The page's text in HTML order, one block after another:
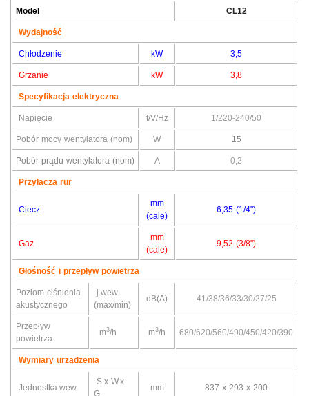
Model CL12
Wydajność
Chłodzenie kW 3,5
Grzanie kW 3,8
Specyfikacja elektryczna
Napięcie f/V/Hz 1/220-240/50
Pobór mocy wentylatora (nom) W 15
Pobór prądu wentylatora (nom) A 0,2
Przyłacza rur
Ciecz
mm
(cale)
6,35 (1/4")
Gaz
mm
(cale)
9,52 (3/8")
Głośność i przepływ powietrza
Poziom ciśnienia
akustycznego
j.wew.
(max/min)
dB(A) 41/38/36/33/30/27/25
Przepływ
powietrza
m3/h m3/h 680/620/560/490/450/420/390
Wymiary urządzenia
Jednostka.wew.
S.x W.x
G.
mm 837 x 293 x 200